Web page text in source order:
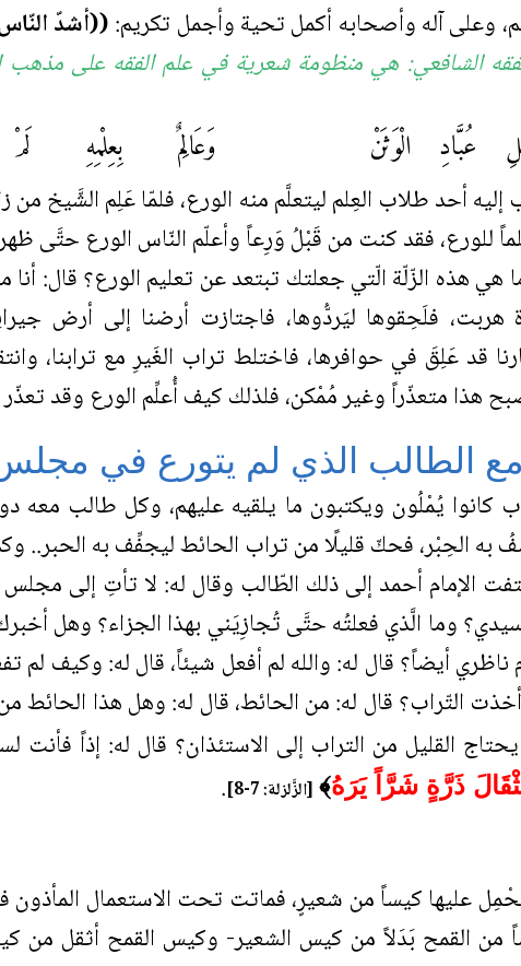
وعلى آله وأصحابه أكمل تحية وأجمل تكريم:((أشدّ النّاس
الشافعي: هي منظومة شعرية في علم الفقه على مذهب
الْوَثَنْ وَعَالِمٌ بِعِلْمِهِ
أحد طلاب العِلم ليتعلَّم منه الورع، فلمّا عَلِم الشَّيخ من
للورع، فقد كنت من قَبْلُ وَرِعاً وأعلّم النّاس الورع حتَّى
هي هذه الزّلّة الّتي جعلتك تبتعد عن تعليم الورع؟ قال:
فلَحِقوها ليَردُّوها، فاجتازت أرضنا إلى أرض
قد عَلِقَ في حوافرها، فاختلط تراب الغَيرِ مع ترابنا،
هذا متعذّراً وغير مُمْكن، فلذلك كيف أُعلِّم الورع وقد
الطالب الذي لم يتورع في
يُمْلُون ويكتبون ما يلقيه عليهم، وكل طالب معه
به الحِبْر، فحكّ قليلًا من تراب الحائط ليجفِّف به الحبر..
الإمام أحمد إلى ذلك الطّالب وقال له: لا تأتِ إلى مجلس
سيدي؟ وما الَّذي فعلتُه حتَّى تُجازِيَني بهذا الجزاء؟ وهل
ناظري أيضاً؟ قال له: والله لم أفعل شيئاً، قال له: وكيف لم
التّراب؟ قال له: من الحائط، قال له: وهل هذا الحائط
القليل من التراب إلى الاستئذان؟ قال له: إذاً فأنت
﴾ [الزَّلزلة: 7-8] .
عليها كيساً من شعيرٍ، فماتت تحت الاستعمال المأذون
من القمح بَدَلاً من كيس الشعير- وكيس القمح أثقل من